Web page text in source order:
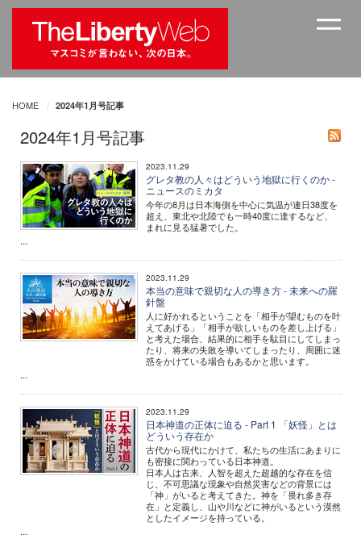
HOME 2024年1月号記事
2024年1月号記事
2023.11.29
グレタ教の人々はどういう地獄に行くのか -
ニュースのミカタ
今年の8月は日本海側を中心に気温が連日38度を
超え、東北や北陸でも一時40度に達するなど、
まれに見る猛暑でした。
...
2023.11.29
本当の意味で親切な人の導き方 - 未来への羅
針盤
人に好かれるということを「相手が望むものを叶
えてあげる」「相手が欲しいものを差し上げる」
と考えた場合、結果的に相手を駄目にしてしまっ
たり、将来の失敗を導いてしまったり、周囲に迷
惑をかけている場合もあるかと思います。
...
2023.11.29
日本神道の正体に迫る - Part 1 「妖怪」とは
どういう存在か
古代から現代にかけて、私たちの生活にあまりに
も密接に関わっている日本神道。
日本人は古来、人智を超えた超越的な存在を信
じ、不可思議な現象や自然災害などの背景には
「神」がいると考えてきた。神を「畏れ多き存
在」と定義し、山や川などに神がいるという漠然
としたイメージを持っている。
...